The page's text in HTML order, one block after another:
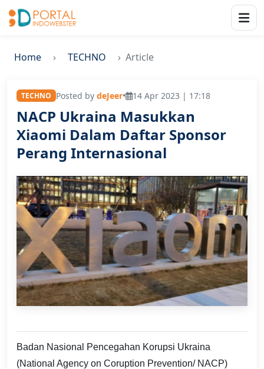
Home TECHNO Article
TECHNO Posted by deJeer• 14 Apr 2023 | 17:18
NACP Ukraina Masukkan
Xiaomi Dalam Daftar Sponsor
Perang Internasional
Badan Nasional Pencegahan Korupsi Ukraina
(National Agency on Coruption Prevention/ NACP)